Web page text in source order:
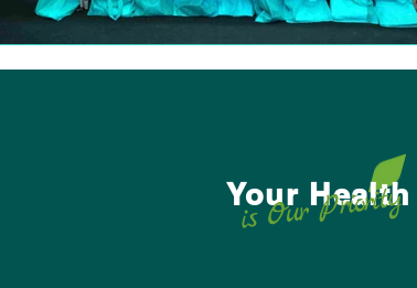
Your Health
is Our Priority